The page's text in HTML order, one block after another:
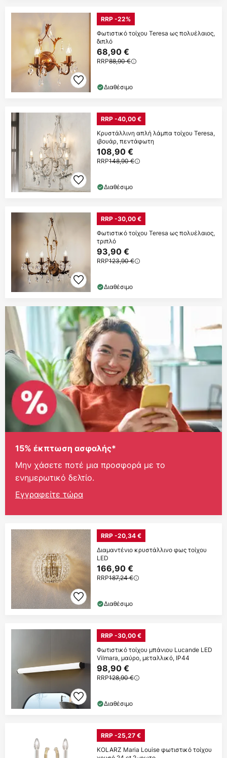
RRP -22%
Φωτιστικό τοίχου Teresa ως πολυέλαιος,
διπλό
68,90 €
RRP88,90 €
Διαθέσιμο
RRP -40,00 €
Κρυστάλλινη απλή λάμπα τοίχου Teresa,
ιβουάρ, πεντάφωτη
108,90 €
RRP148,90 €
Διαθέσιμο
RRP -30,00 €
Φωτιστικό τοίχου Teresa ως πολυέλαιος,
τριπλό
93,90 €
RRP123,90 €
Διαθέσιμο
15% έκπτωση ασφαλής*
Μην χάσετε ποτέ μια προσφορά με το
ενημερωτικό δελτίο.
Εγγραφείτε τώρα
RRP -20,34 €
Διαμαντένιο κρυστάλλινο φως τοίχου
LED
166,90 €
RRP187,24 €
Διαθέσιμο
RRP -30,00 €
Φωτιστικό τοίχου μπάνιου Lucande LED
Vilmara, μαύρο, μεταλλικό, IP44
98,90 €
RRP128,90 €
Διαθέσιμο
RRP -25,27 €
KOLARZ Maria Louise φωτιστικό τοίχου